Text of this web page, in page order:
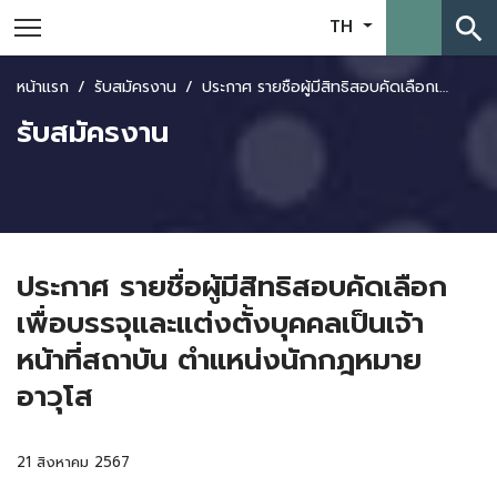
TH search
หน้าแรก รับสมัครงาน ประกาศ รายชื่อผู้มีสิทธิสอบคัดเลือกเพื่อบรรจุและแต่งตั้งบุคคลเป็นเจ้าหน้าที่สถาบัน ตำแหน่งนักกฎหมายอาวุโส
รับสมัครงาน
ประกาศ รายชื่อผู้มีสิทธิสอบคัดเลือก
เพื่อบรรจุและแต่งตั้งบุคคลเป็นเจ้า
หน้าที่สถาบัน ตำแหน่งนักกฎหมาย
อาวุโส
21 สิงหาคม 2567